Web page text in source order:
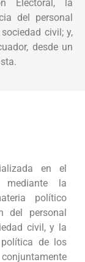
Electoral, la
del personal
civil; y,
desde un
en el
mediante la
político
del personal
civil, y la
de los